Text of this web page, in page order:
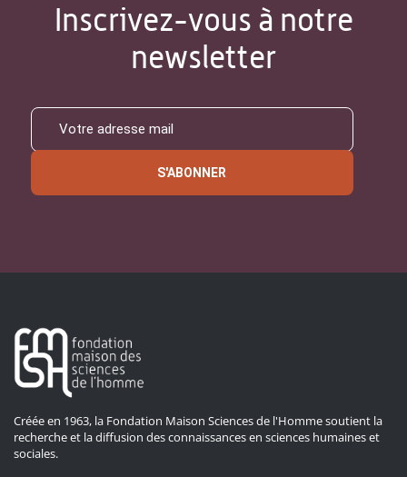
Inscrivez-vous à notre
newsletter
S'ABONNER
Créée en 1963, la Fondation Maison Sciences de l'Homme soutient la
recherche et la diffusion des connaissances en sciences humaines et
sociales.